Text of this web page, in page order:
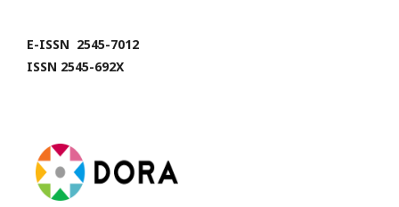
E-ISSN 2545-7012
ISSN 2545-692X